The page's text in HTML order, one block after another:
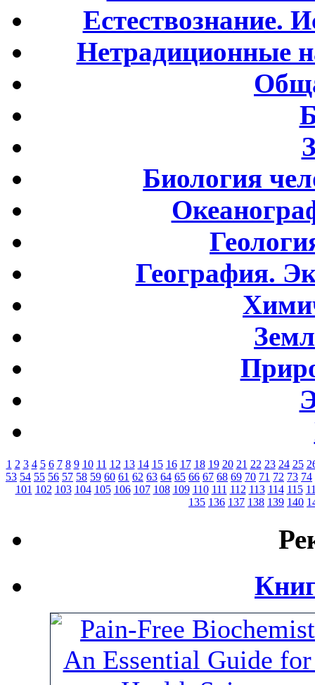
Естествознание.
Нетрадиционные
Биология
География.
1 2 3 4 5 6 7 8 9 10 11 12 13 14 15 16 17 18 19 20 21 22 23 24 25
53 54 55 56 57 58 59 60 61 62 63 64 65 66 67 68 69 70 71 72 73 74
101 102 103 104 105 106 107 108 109 110 111 112 113 114 115
135 136 137 138 139 140